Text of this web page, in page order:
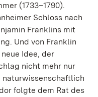
(1733–1790).
Schloss nach
Franklins mit
Und von Franklin
Idee, der
nicht mehr nur
naturwissenschaftlich
folgte dem Rat des